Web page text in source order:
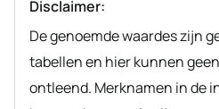
Disclaimer:
De genoemde waardes zijn gebaseerd op standaard
tabellen en hier kunnen
ontleend. Merknamen in de